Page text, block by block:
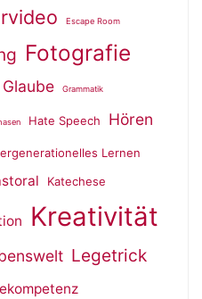
Escape Room
Fotografie
Glaube Grammatik
Hate Speech Hören
Lernen
Katechese
Kreativität
Legetrick